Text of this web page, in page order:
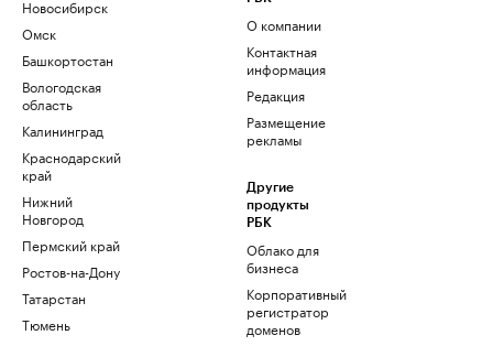
Новосибирск
Омск
Башкортостан
Вологодская
область
Калининград
Краснодарский
край
Нижний
Новгород
Пермский край
Ростов-на-Дону
Татарстан
Тюмень
О компании
Контактная
информация
Редакция
Размещение
рекламы
Другие
продукты
РБК
Облако для
бизнеса
Корпоративный
регистратор
доменов